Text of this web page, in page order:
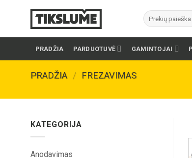
Ieškoti:
PRADŽIA PARDUOTUVĖ GAMINTOJAI
PRADŽIA / FREZAVIMAS
KATEGORIJA
Anodavimas